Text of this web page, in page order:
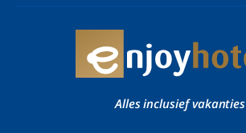
Alles inclusief vakanties